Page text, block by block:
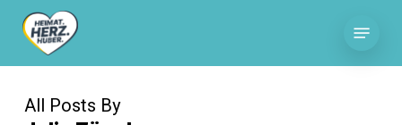
content
All Posts By